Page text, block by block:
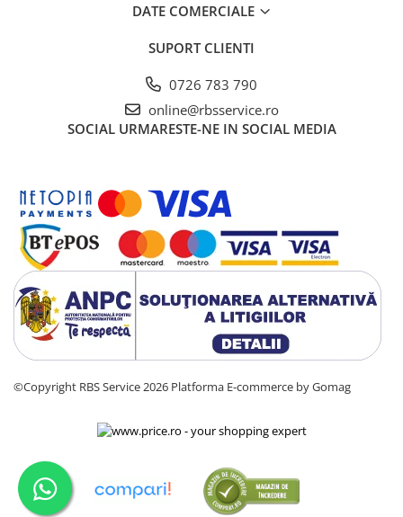
DATE COMERCIALE
SUPORT CLIENTI
0726 783 790
online@rbsservice.ro
SOCIAL URMARESTE-NE IN SOCIAL MEDIA
©Copyright RBS Service 2026 Platforma E-commerce by Gomag